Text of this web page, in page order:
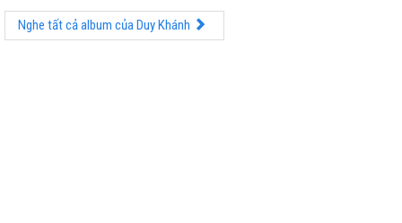
Nghe tất cả album của Duy Khánh